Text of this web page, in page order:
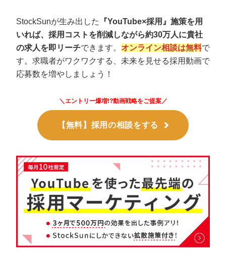
StockSunが生み出した
『YouTube×採用』施策を用
いれば、採用コストを削減しながら約30万人に貴社
の求人を即リーチできます。 オンライン相談は無料で
す。求職者がワクワクする、未来を見せる採用動画で
応募数を増やしましょう！
＼エントリー爆増!?動画戦略をご提案／
【無料】採用の相談をする